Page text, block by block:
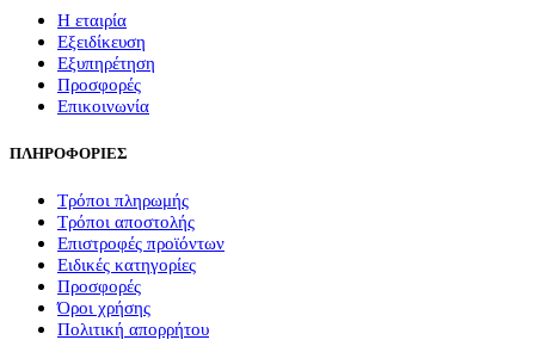
Η εταιρία
Εξειδίκευση
Εξυπηρέτηση
Προσφορές
Επικοινωνία
ΠΛΗΡΟΦΟΡΙΕΣ
Τρόποι πληρωμής
Τρόποι αποστολής
Επιστροφές προϊόντων
Ειδικές κατηγορίες
Προσφορές
Όροι χρήσης
Πολιτική απορρήτου